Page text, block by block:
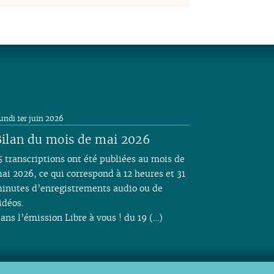
du mois de mai 2026
1er juin 2026
transcriptions ont été publiées au mois de
2026, ce qui correspond à 12 heures et 31
d’enregistrements audio ou de
l’émission Libre à vous ! du 19 (…)